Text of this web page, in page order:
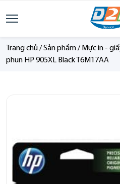
Trang chủ/Sản phẩm/ Mực in -
phun HP 905XL Black T6M17AA